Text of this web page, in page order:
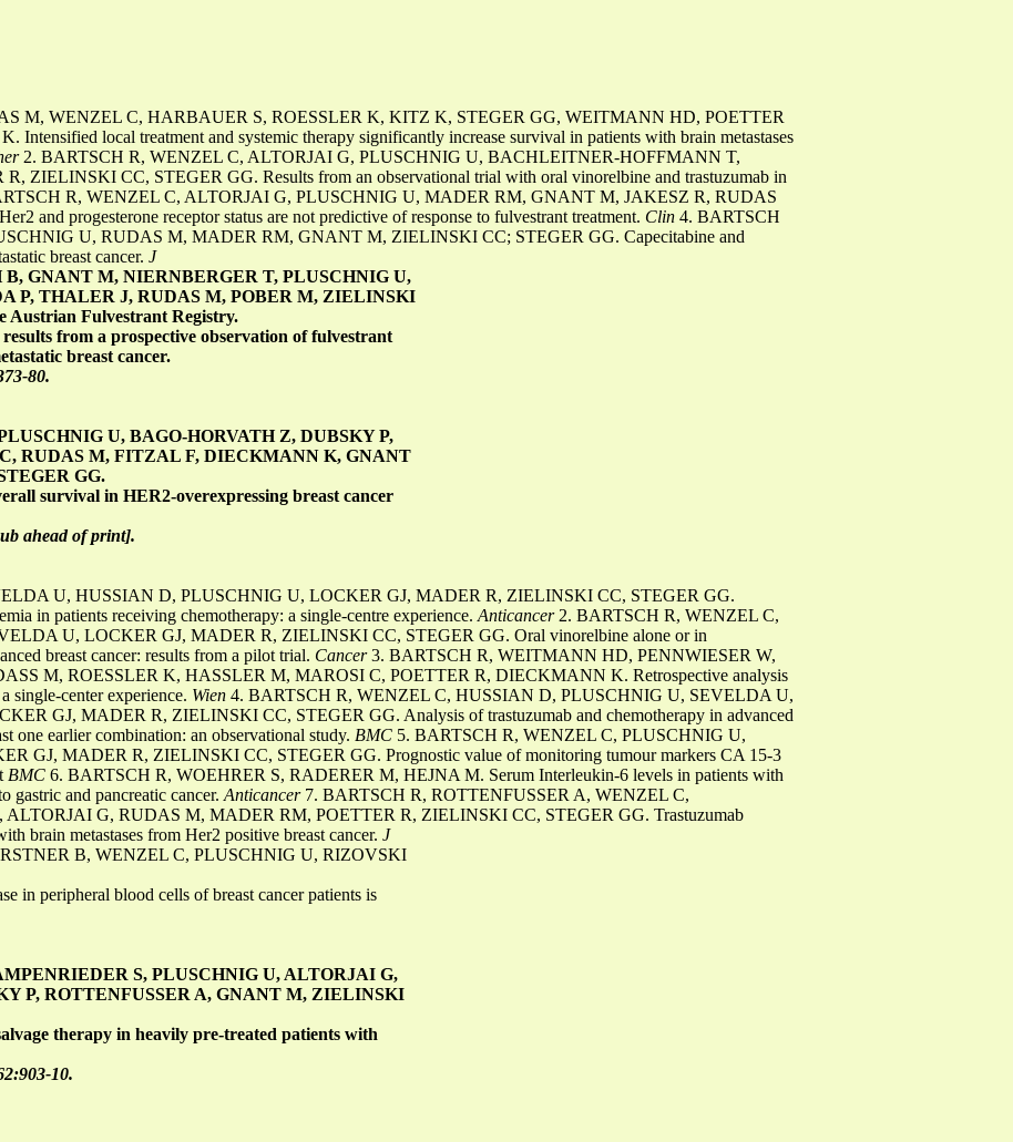
M, WENZEL C, HARBAUER S, ROESSLER K, KITZ K, STEGER GG, WEITMANN HD, POETTER
local treatment and systemic therapy significantly increase survival in patients with brain metastases
2. BARTSCH R, WENZEL C, ALTORJAI G, PLUSCHNIG U, BACHLEITNER-HOFFMANN T,
ZIELINSKI CC, STEGER GG. Results from an observational trial with oral vinorelbine and trastuzumab in
R, WENZEL C, ALTORJAI G, PLUSCHNIG U, MADER RM, GNANT M, JAKESZ R, RUDAS
and progesterone receptor status are not predictive of response to fulvestrant treatment. Clin 4. BARTSCH
U, RUDAS M, MADER RM, GNANT M, ZIELINSKI CC; STEGER GG. Capecitabine and
breast cancer. J
GNANT M, NIERNBERGER T, PLUSCHNIG U,
P, THALER J, RUDAS M, POBER M, ZIELINSKI
Austrian Fulvestrant Registry.
from a prospective observation of fulvestrant
breast cancer.
80.
U, BAGO-HORVATH Z, DUBSKY P,
RUDAS M, FITZAL F, DIECKMANN K, GNANT
GG.
survival in HER2-overexpressing breast cancer
ahead of print].
U, HUSSIAN D, PLUSCHNIG U, LOCKER GJ, MADER R, ZIELINSKI CC, STEGER GG.
in patients receiving chemotherapy: a single-centre experience. Anticancer 2. BARTSCH R, WENZEL C,
U, LOCKER GJ, MADER R, ZIELINSKI CC, STEGER GG. Oral vinorelbine alone or in
breast cancer: results from a pilot trial. Cancer3. BARTSCH R, WEITMANN HD, PENNWIESER W,
M, ROESSLER K, HASSLER M, MAROSI C, POETTER R, DIECKMANN K. Retrospective analysis
single-center experience. Wien 4. BARTSCH R, WENZEL C, HUSSIAN D, PLUSCHNIG U, SEVELDA U,
GJ, MADER R, ZIELINSKI CC, STEGER GG. Analysis of trastuzumab and chemotherapy in advanced
one earlier combination: an observational study. BMC 5. BARTSCH R, WENZEL C, PLUSCHNIG U,
GJ, MADER R, ZIELINSKI CC, STEGER GG. Prognostic value of monitoring tumour markers CA 15-3
BMC 6. BARTSCH R, WOEHRER S, RADERER M, HEJNA M. Serum Interleukin-6 levels in patients with
gastric and pancreatic cancer. Anticancer 7. BARTSCH R, ROTTENFUSSER A, WENZEL C,
G, RUDAS M, MADER RM, POETTER R, ZIELINSKI CC, STEGER GG. Trastuzumab
brain metastases from Her2 positive breast cancer. J
B, WENZEL C, PLUSCHNIG U, RIZOVSKI
in peripheral blood cells of breast cancer patients is
S, PLUSCHNIG U, ALTORJAI G,
P, ROTTENFUSSER A, GNANT M, ZIELINSKI
therapy in heavily pre-treated patients with
10.